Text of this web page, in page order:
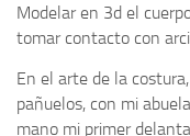
Modelar en 3d el
tomar contacto con
En el arte de la
pañuelos, con mi
mano mi primer